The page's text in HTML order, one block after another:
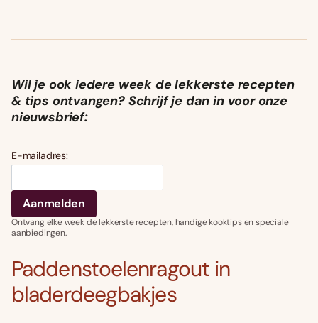
Wil je ook iedere week de lekkerste recepten
& tips ontvangen? Schrijf je dan in voor onze
nieuwsbrief:
E-mailadres:
Ontvang elke week de lekkerste recepten, handige kooktips en speciale
aanbiedingen.
Paddenstoelenragout in
bladerdeegbakjes